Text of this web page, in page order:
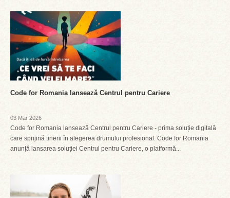
Code for Romania lansează Centrul pentru Cariere
03 Mar 2026
Code for Romania lansează Centrul pentru Cariere - prima soluție digitală
care sprijină tinerii în alegerea drumului profesional. Code for Romania
anunță lansarea soluției Centrul pentru Cariere, o platformă...